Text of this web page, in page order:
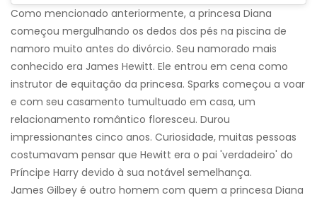
Como mencionado anteriormente, a princesa Diana
começou mergulhando os dedos dos pés na piscina de
namoro muito antes do divórcio. Seu namorado mais
conhecido era James Hewitt. Ele entrou em cena como
instrutor de equitação da princesa. Sparks começou a voar
e com seu casamento tumultuado em casa, um
relacionamento romântico floresceu. Durou
impressionantes cinco anos. Curiosidade, muitas pessoas
costumavam pensar que Hewitt era o pai 'verdadeiro' do
Príncipe Harry devido à sua notável semelhança.
James Gilbey é outro homem com quem a princesa Diana